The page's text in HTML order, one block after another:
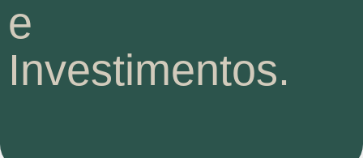
e
Investimentos.